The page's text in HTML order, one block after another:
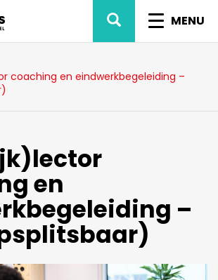
MENU
ZOEK
coaching en eindwerkbegeleiding –
en
–